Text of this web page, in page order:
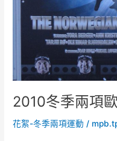
2010冬季兩項
花絮-冬季兩項運動 /